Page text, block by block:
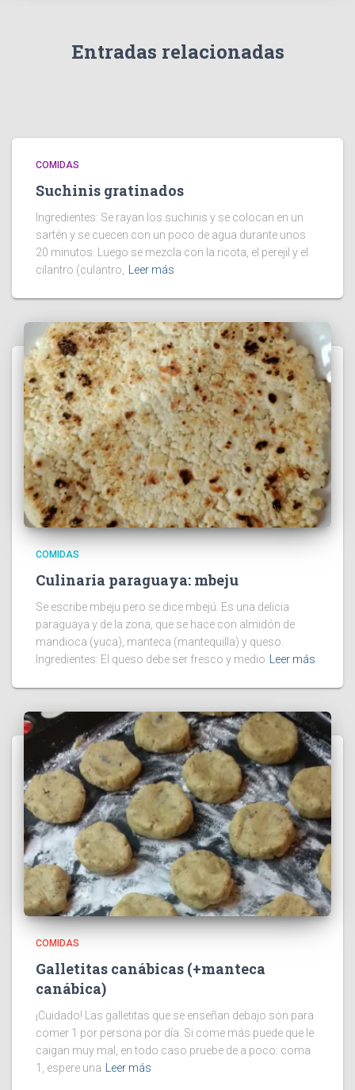
Entradas relacionadas
COMIDAS
Suchinis gratinados
Ingredientes: Se rayan los suchinis y se colocan en un
sartén y se cuecen con un poco de agua durante unos
20 minutos. Luego se mezcla con la ricota, el perejil y el
cilantro (culantro,
Leer más
COMIDAS
Culinaria paraguaya: mbeju
Se escribe mbeju pero se dice mbejú. Es una delicia
paraguaya y de la zona, que se hace con almidón de
mandioca (yuca), manteca (mantequilla) y queso.
Ingredientes: El queso debe ser fresco y medio
Leer más
COMIDAS
Galletitas canábicas (+manteca
canábica)
¡Cuidado! Las galletitas que se enseñan debajo son para
comer 1 por persona por día. Si come más puede que le
caigan muy mal, en todo caso pruebe de a poco: coma
1, espere una Leer más